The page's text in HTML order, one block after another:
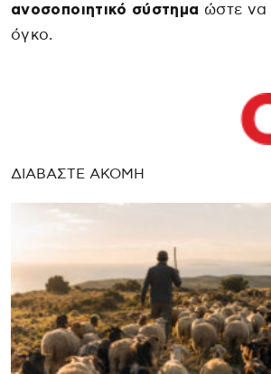
ανοσοποιητικό σύστημα ώστε να
όγκο.
ΔΙΑΒΑΣΤΕ ΑΚΟΜΗ